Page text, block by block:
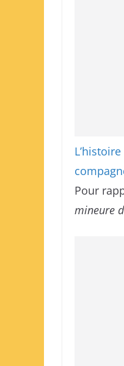
Pour
mineure